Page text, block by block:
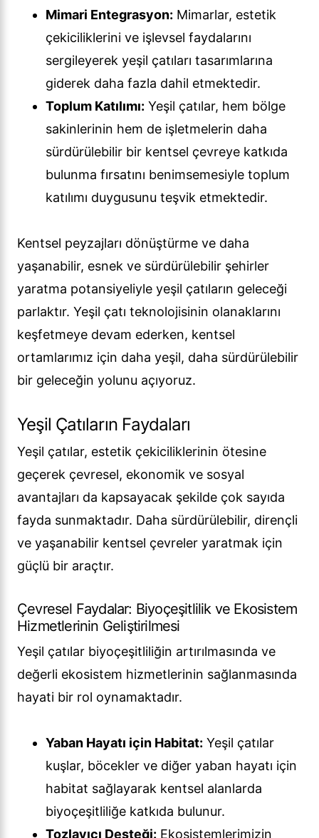
Mimari Entegrasyon: Mimarlar, estetik
çekiciliklerini ve işlevsel faydalarını
sergileyerek yeşil çatıları tasarımlarına
giderek daha fazla dahil etmektedir.
Toplum Katılımı: Yeşil çatılar, hem bölge
sakinlerinin hem de işletmelerin daha
sürdürülebilir bir kentsel çevreye katkıda
bulunma fırsatını benimsemesiyle toplum
katılımı duygusunu teşvik etmektedir.
Kentsel peyzajları dönüştürme ve daha
yaşanabilir, esnek ve sürdürülebilir şehirler
yaratma potansiyeliyle yeşil çatıların geleceği
parlaktır. Yeşil çatı teknolojisinin olanaklarını
keşfetmeye devam ederken, kentsel
ortamlarımız için daha yeşil, daha sürdürülebilir
bir geleceğin yolunu açıyoruz.
Yeşil Çatıların Faydaları
Yeşil çatılar, estetik çekiciliklerinin ötesine
geçerek çevresel, ekonomik ve sosyal
avantajları da kapsayacak şekilde çok sayıda
fayda sunmaktadır. Daha sürdürülebilir, dirençli
ve yaşanabilir kentsel çevreler yaratmak için
güçlü bir araçtır.
Çevresel Faydalar: Biyoçeşitlilik ve Ekosistem
Hizmetlerinin Geliştirilmesi
Yeşil çatılar biyoçeşitliliğin artırılmasında ve
değerli ekosistem hizmetlerinin sağlanmasında
hayati bir rol oynamaktadır.
Yaban Hayatı için Habitat: Yeşil çatılar
kuşlar, böcekler ve diğer yaban hayatı için
habitat sağlayarak kentsel alanlarda
biyoçeşitliliğe katkıda bulunur.
Tozlayıcı Desteği: Ekosistemlerimizin